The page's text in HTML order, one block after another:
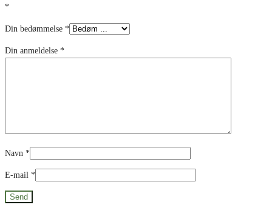
*
Din bedømmelse *
Din anmeldelse *
Navn *
E-mail *